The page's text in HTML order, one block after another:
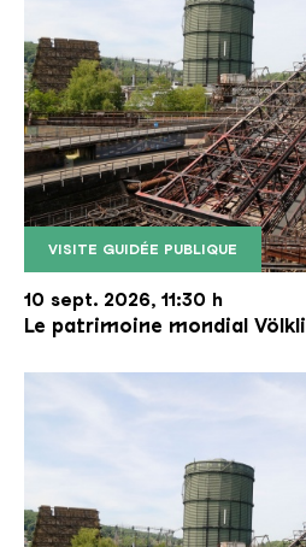
VISITE GUIDÉE PUBLIQUE
Le monte-charge incliné
Copyright: Weltkulturerbe
10 sept. 2026, 11:30 h
Le patrimoine mondial